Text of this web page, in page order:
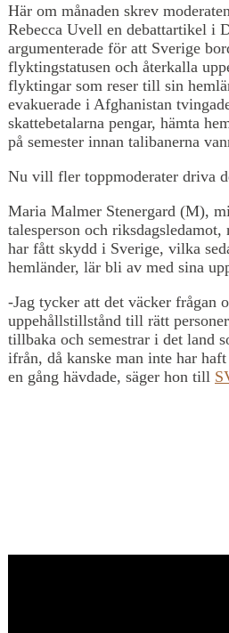
Här om månaden skrev
Rebecca Uvell en debattartikel i
argumenterade för att Sverige
flyktingstatusen och återkalla
flyktingar som reser till sin
evakuerade i Afghanistan
skattebetalarna pengar, hämta
på semester innan talibanerna
Nu vill fler toppmoderater driva
Maria Malmer Stenergard (M),
talesperson och riksdagsledamot,
har fått skydd i Sverige, vilka
hemländer, lär bli av med sina
-Jag tycker att det väcker frågan
uppehållstillstånd till rätt
tillbaka och semestrar i det land
ifrån, då kanske man inte har
en gång hävdade, säger hon till